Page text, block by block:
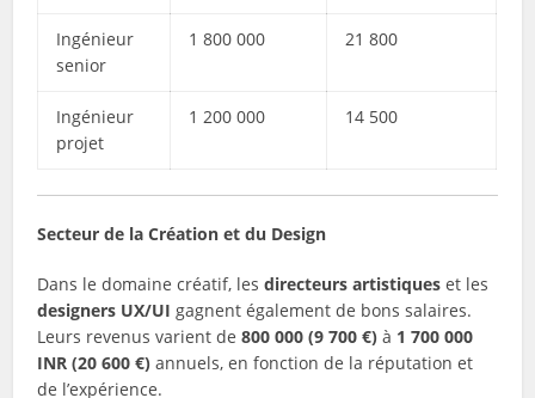
Ingénieur
senior
1 800 000 21 800
Ingénieur
projet
1 200 000 14 500
Secteur de la Création et du Design
Dans le domaine créatif, lesdirecteurs artistiques et les
designers UX/UI gagnent également de bons salaires.
Leurs revenus varient de800 000 (9 700 €) à 1 700 000
INR (20 600 €) annuels, en fonction de la réputation et
de l’expérience.